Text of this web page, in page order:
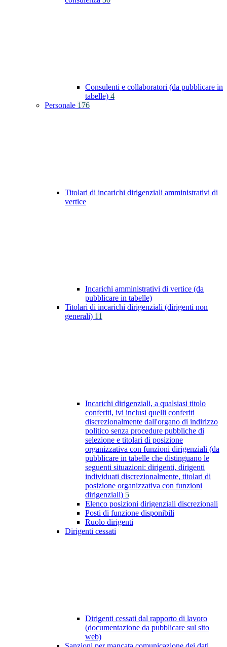
Consulenti e collaboratori (da pubblicare in
tabelle) 4
Personale 176
Titolari di incarichi dirigenziali amministrativi di
vertice
Incarichi amministrativi di vertice (da
pubblicare in tabelle)
Titolari di incarichi dirigenziali (dirigenti non
generali) 11
Incarichi dirigenziali, a qualsiasi titolo
conferiti, ivi inclusi quelli conferiti
discrezionalmente dall'organo di indirizzo
politico senza procedure pubbliche di
selezione e titolari di posizione
organizzativa con funzioni dirigenziali (da
pubblicare in tabelle che distinguano le
seguenti situazioni: dirigenti, dirigenti
individuati discrezionalmente, titolari di
posizione organizzativa con funzioni
dirigenziali) 5
Elenco posizioni dirigenziali discrezionali
Posti di funzione disponibili
Ruolo dirigenti
Dirigenti cessati
Dirigenti cessati dal rapporto di lavoro
(documentazione da pubblicare sul sito
web)